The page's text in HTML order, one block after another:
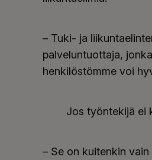
– Tuki- ja
palveluntuottaja,
henkilöstömme voi
Jos työntekijä ei
– Se on kuitenkin